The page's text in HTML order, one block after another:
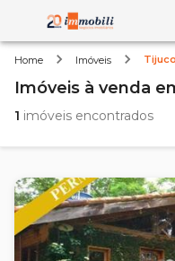
Home Imóveis
Imóveis à venda
1 imóveis encontrados